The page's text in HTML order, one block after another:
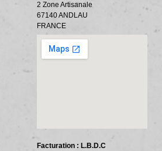
2 Zone Artisanale
67140 ANDLAU
FRANCE
Facturation : L.B.D.C